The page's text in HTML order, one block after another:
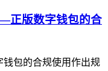
正版数字钱包的合
钱包的合规使用作出规